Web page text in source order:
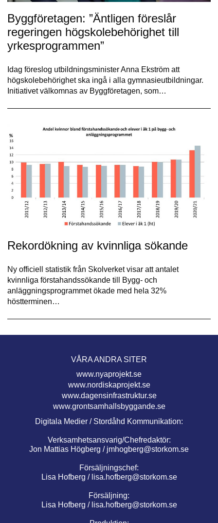
Byggföretagen: ”Äntligen föreslår
regeringen högskolebehörighet till
yrkesprogrammen”
Idag föreslog utbildningsminister Anna Ekström att
högskolebehörighet ska ingå i alla gymnasieutbildningar.
Initiativet välkomnas av Byggföretagen, som…
Rekordökning av kvinnliga sökande
Ny officiell statistik från Skolverket visar att antalet
kvinnliga förstahandssökande till Bygg- och
anläggningsprogrammet ökade med hela 32%
höstterminen…
VÅRA ANDRA SITER
www.nyaprojekt.se
www.nordiskaprojekt.se
www.dagensinfrastruktur.se
www.grontsamhallsbyggande.se
Digitala Medier / Stordåhd Kommunikation:
Verksamhetsansvarig/Chefredaktör:
Jon Mattias Högberg / jmhogberg@storkom.se
Försäljningschef:
Lisa Hofberg / lisa.hofberg@storkom.se
Försäljning:
Lisa Hofberg / lisa.hofberg@storkom.se